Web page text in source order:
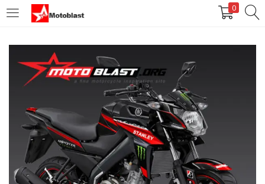
0
LOGIN REGISTER
Enter your username and password to login.
Remember me
Login